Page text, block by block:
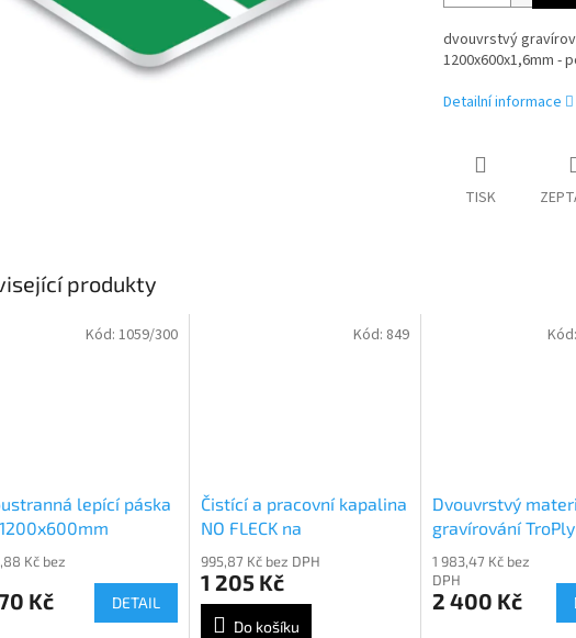
dvouvrstvý
1200x600x1,6mm -
Detailní informace
TISK
produkty
lepící páska
Kč bez
Kč DETAIL
Kód: 1059/300
Čistící a pracovní kapalina
NO FLECK na
odgravírovaný materiál
995,87 Kč bez DPH
1 205 Kč
Do košíku
Kód: 849
Dvouvrstvý
gravírování
203
1 983,47 Kč bez
DPH
2 400 Kč